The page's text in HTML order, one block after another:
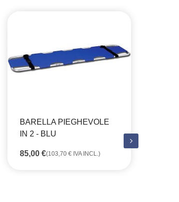
BARELLA PIEGHEVOLE
IN 2 - BLU
85,00 €(103,70 € IVA INCL.)